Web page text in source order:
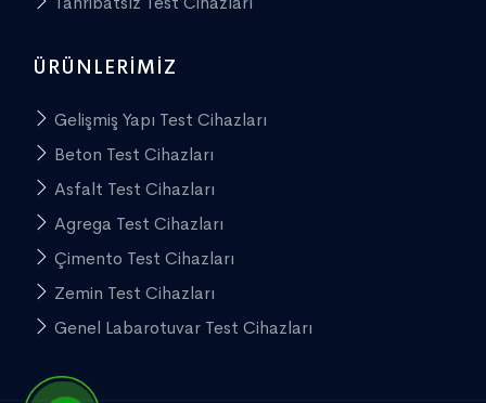
ÜRÜNLERIMIZ
Gelişmiş Yapı Test Cihazları
Beton Test Cihazları
Asfalt Test Cihazları
Agrega Test Cihazları
Çimento Test Cihazları
Zemin Test Cihazları
Genel Labarotuvar Test Cihazları